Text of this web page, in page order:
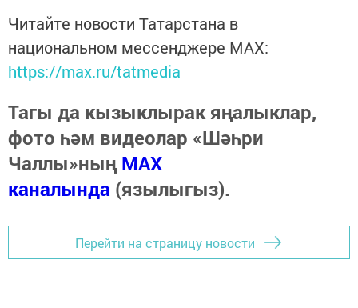
Читайте новости Татарстана в
национальном мессенджере MАХ:
https://max.ru/tatmedia
Тагы да кызыклырак яңалыклар,
фото һәм видеолар «Шәһри
Чаллы»ныңMAX
каналында (язылыгыз).
Перейти на страницу новости